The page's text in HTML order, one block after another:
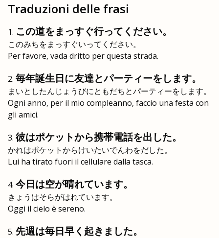
Traduzioni delle frasi
この道をまっすぐ行ってください。
このみちをまっすぐいってください。
Per favore, vada dritto per questa strada.
毎年誕生日に友達とパーティーをします。
まいとしたんじょうびにともだちとパーティーをします。
Ogni anno, per il mio compleanno, faccio una festa con
gli amici.
彼はポケットから携帯電話を出した。
かれはポケットからけいたいでんわをだした。
Lui ha tirato fuori il cellulare dalla tasca.
今日は空が晴れています。
きょうはそらがはれています。
Oggi il cielo è sereno.
先週は毎日早く起きました。